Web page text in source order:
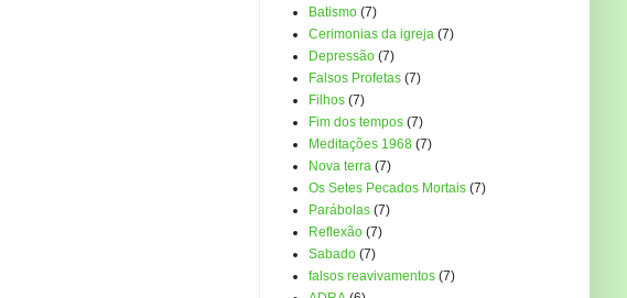
Batismo (7)
Cerimonias da igreja (7)
Depressão (7)
Falsos Profetas (7)
Filhos (7)
Fim dos tempos (7)
Meditações 1968 (7)
Nova terra (7)
Os Setes Pecados Mortais (7)
Parábolas (7)
Reflexão (7)
Sabado (7)
falsos reavivamentos (7)